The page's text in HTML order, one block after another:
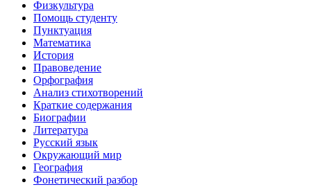
Физкультура
Помощь студенту
Пунктуация
Математика
История
Правоведение
Орфография
Анализ стихотворений
Краткие содержания
Биографии
Литература
Русский язык
Окружающий мир
География
Фонетический разбор